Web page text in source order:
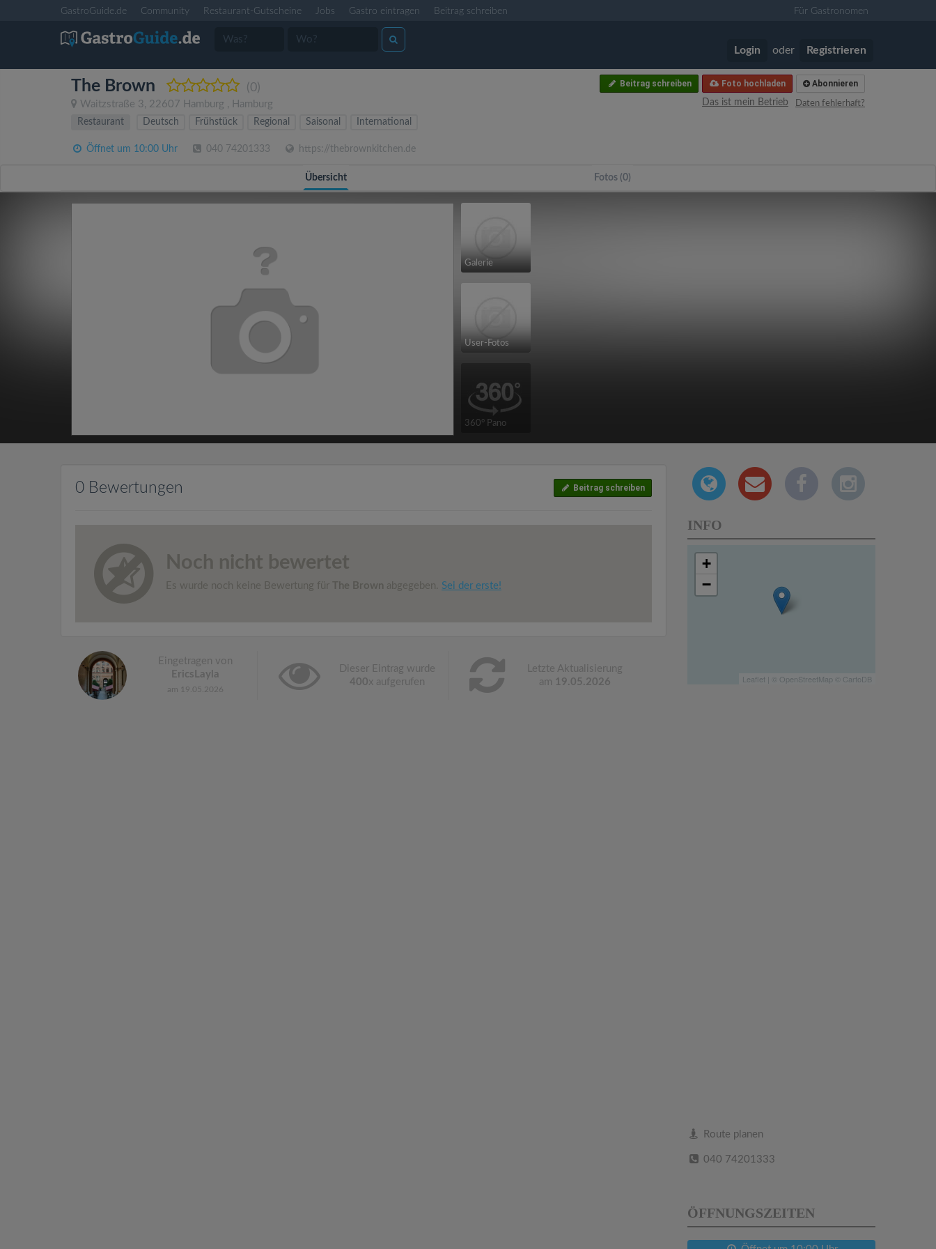
GastroGuide.de Community Restaurant-Gutscheine Jobs Gastro eintragen Beitrag schreiben Für Gastronomen
Login oder Registrieren
The Brown (0)
Waitzstraße 3, 22607 Hamburg , Hamburg
Abonnieren
Foto hochladen
Beitrag schreiben
Daten fehlerhaft?
Das ist mein Betrieb
Restaurant
Deutsch Frühstück Regional Saisonal International
Öffnet um 10:00 Uhr 040 74201333 https://thebrownkitchen.de
Übersicht Fotos (0)
Galerie
User-Fotos
360° Pano
0 Bewertungen Beitrag schreiben
Noch nicht bewertet
Es wurde noch keine Bewertung für The Brown abgegeben. Sei der erste!
Eingetragen von
EricsLayla
am 19.05.2026
Dieser Eintrag wurde
400x aufgerufen
Letzte Aktualisierung
am 19.05.2026
INFO
+
−
Leaflet OpenStreetMap CartoDB
Route planen
040 74201333
ÖFFNUNGSZEITEN